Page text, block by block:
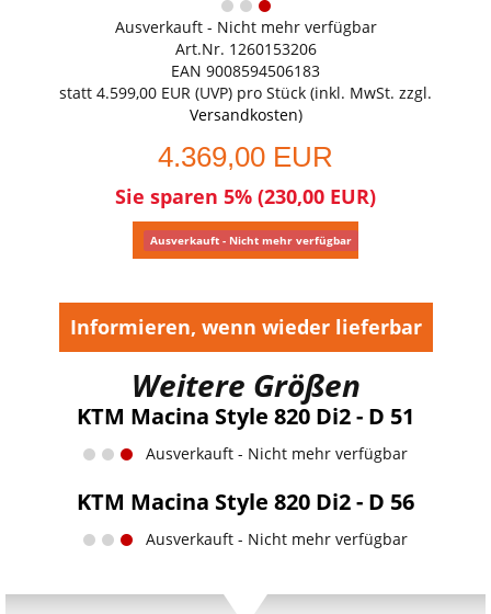
Ausverkauft - Nicht mehr verfügbar
Art.Nr. 1260153206
EAN 9008594506183
statt 4.599,00 EUR (UVP) pro Stück (inkl. MwSt. zzgl.
Versandkosten)
4.369,00 EUR
Sie sparen 5% (230,00 EUR)
Ausverkauft - Nicht mehr verfügbar
Informieren, wenn wieder lieferbar
Weitere Größen
KTM Macina Style 820 Di2 - D 51
Ausverkauft - Nicht mehr verfügbar
KTM Macina Style 820 Di2 - D 56
Ausverkauft - Nicht mehr verfügbar